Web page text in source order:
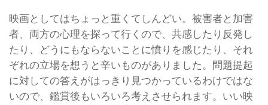
映画としてはちょっと重くてしんどい。被害者と加害
者、両方の心理を探って行くので、共感したり反発し
たり、どうにもならないことに憤りを感じたり、それ
ぞれの立場を想うと辛いものがありました。問題提起
に対しての答えがはっきり見つかっているわけではな
いので、鑑賞後もいろいろ考えさせられます。いい映